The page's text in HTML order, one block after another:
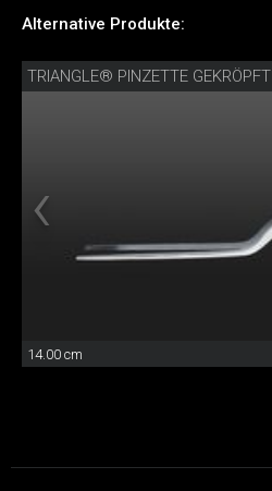
Alternative Produkte:
TRIANGLE® PINZETTE GEKRÖPFT
14.00 cm